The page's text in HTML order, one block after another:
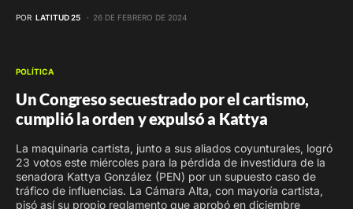
POR LATITUD 25 26 DE FEBRERO DE 2024
POLÍTICA
Un Congreso secuestrado por el cartismo,
cumplió la orden y expulsó a Kattya
La maquinaria cartista, junto a sus aliados coyunturales, logró
23 votos este miércoles para la pérdida de investidura de la
senadora Kattya González (PEN) por un supuesto caso de
tráfico de influencias. La Cámara Alta, con mayoría cartista,
pisó así su propio reglamento que aprobó en diciembre